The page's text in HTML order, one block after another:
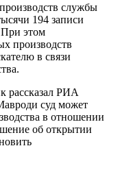
службы
194 записи
этом
производств
в связи
рассказал РИА
суд может
в отношении
об открытии